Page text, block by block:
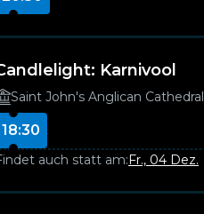
Karnivool
Saint John's Anglican Cathedral
18:30
auch statt am:Fr., 04 Dez.